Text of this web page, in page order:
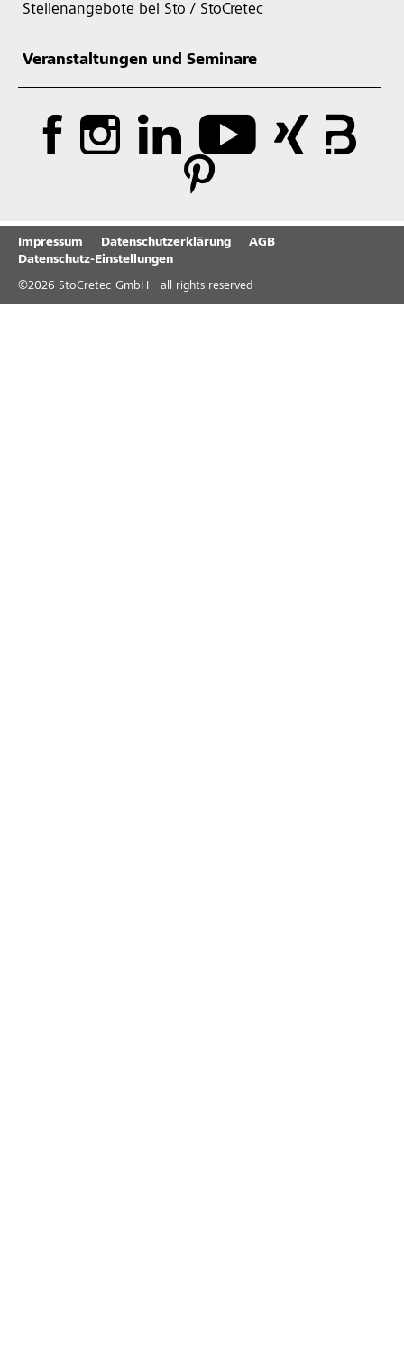
Stellenangebote bei Sto / StoCretec
Veranstaltungen und Seminare
Impressum Datenschutzerklärung
AGB
Datenschutz-Einstellungen
©2026 StoCretec GmbH - all rights reserved